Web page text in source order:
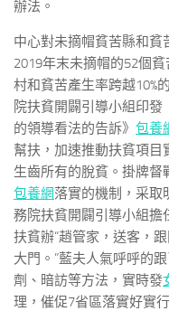
辦法。
中心對未摘帽貧苦縣和貧
2019年末未摘帽的52個
村和貧苦產生率跨越10%
院扶貧開闢引導小組印發
的領導看法的告訴》 包養
幫扶，加速推動扶貧項目
生齒所有的脫貧。掛牌督
包養網落實的機制，采取
務院扶貧開闢引導小組擔
扶貧辦“趙管家，送客，
大門。”藍夫人氣呼呼的
劑、暗訪等方法，實時發
理，催促7省區落實好實